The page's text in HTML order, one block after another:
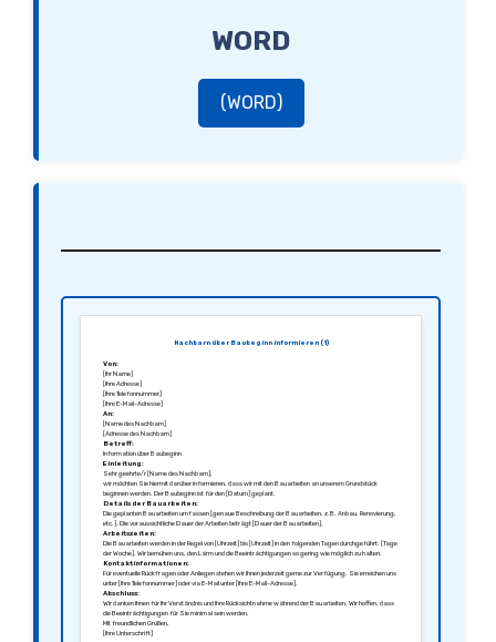
WORD
(WORD)
Nachbarn über Baubeginn informieren (1)
Von:
[Ihr Name]
[Ihre Adresse]
[Ihre Telefonnummer]
[Ihre E-Mail-Adresse]
An:
[Name des Nachbarn]
[Adresse des Nachbarn]
Betreff:
Information über Baubeginn
Einleitung:
Sehr geehrte/r [Name des Nachbarn],
wir möchten Sie hiermit darüber informieren, dass wir mit den Bauarbeiten an unserem Grundstück
beginnen werden. Der Baubeginn ist für den [Datum] geplant.
Details der Bauarbeiten:
Die geplanten Bauarbeiten umfassen [genaue Beschreibung der Bauarbeiten, z.B. Anbau, Renovierung,
etc.]. Die voraussichtliche Dauer der Arbeiten beträgt [Dauer der Bauarbeiten].
Arbeitszeiten:
Die Bauarbeiten werden in der Regel von [Uhrzeit] bis [Uhrzeit] in den folgenden Tagen durchgeführt: [Tage
der Woche]. Wir bemühen uns, den Lärm und die Beeinträchtigungen so gering wie möglich zu halten.
Kontaktinformationen:
Für eventuelle Rückfragen oder Anliegen stehen wir Ihnen jederzeit gerne zur Verfügung. Sie erreichen uns
unter [Ihre Telefonnummer] oder via E-Mail unter [Ihre E-Mail-Adresse].
Abschluss:
Wir danken Ihnen für Ihr Verständnis und Ihre Rücksichtnahme während der Bauarbeiten. Wir hoffen, dass
die Beeinträchtigungen für Sie minimal sein werden.
Mit freundlichen Grüßen,
[Ihre Unterschrift]